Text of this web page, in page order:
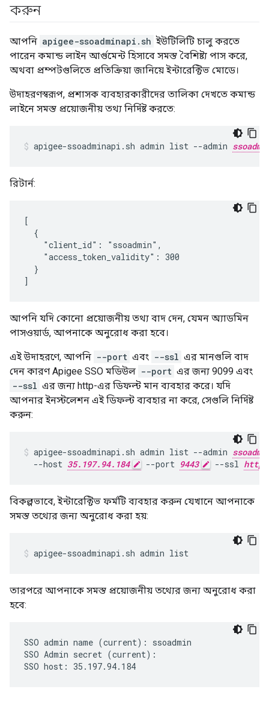
করুন
আপনি apigee-ssoadminapi.sh ইউটিলিটি চালু করতে
পারেন কমান্ড লাইন আর্গুমেন্ট হিসাবে সমস্ত বৈশিষ্ট্য পাস করে,
অথবা প্রম্পটগুলিতে প্রতিক্রিয়া জানিয়ে ইন্টারেক্টিভ মোডে।
উদাহরণস্বরূপ, প্রশাসক ব্যবহারকারীদের তালিকা দেখতে কমান্ড
লাইনে সমস্ত প্রয়োজনীয় তথ্য নির্দিষ্ট করতে:
apigee-ssoadminapi.sh admin list --admin
রিটার্ন:
[
  {
    "client_id": "ssoadmin",
    "access_token_validity": 300
  }
]
আপনি যদি কোনো প্রয়োজনীয় তথ্য বাদ দেন, যেমন অ্যাডমিন
পাসওয়ার্ড, আপনাকে অনুরোধ করা হবে।
এই উদাহরণে, আপনি --port এবং --ssl এর মানগুলি বাদ
দেন কারণ Apigee SSO মডিউল --port এর জন্য 9099 এবং
--ssl এর জন্য http-এর ডিফল্ট মান ব্যবহার করে। যদি
আপনার ইনস্টলেশন এই ডিফল্ট ব্যবহার না করে, সেগুলি নির্দিষ্ট
করুন:
apigee-ssoadminapi.sh admin list --admin
  --host
35.197.94.184 --port 9443 --ssl https
বিকল্পভাবে, ইন্টারেক্টিভ ফর্মটি ব্যবহার করুন যেখানে আপনাকে
সমস্ত তথ্যের জন্য অনুরোধ করা হয়:
apigee-ssoadminapi.sh admin list
তারপরে আপনাকে সমস্ত প্রয়োজনীয় তথ্যের জন্য অনুরোধ করা
হবে:
SSO admin name (current): ssoadmin
SSO Admin secret (current):
SSO host: 35.197.94.184